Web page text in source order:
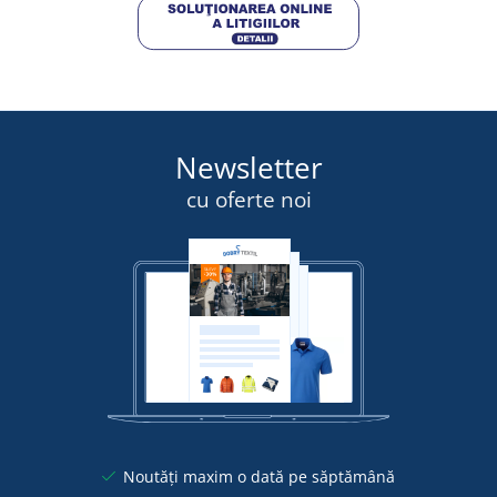
Newsletter
cu oferte noi
Noutăți maxim o dată pe săptămână